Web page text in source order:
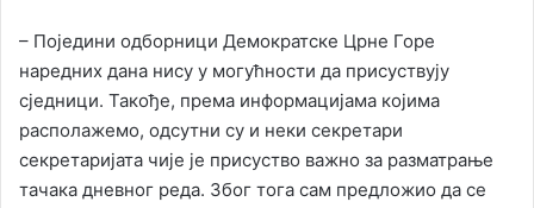
– Поједини одборници Демократске Црне Горе
наредних дана нису у могућности да присуствују
сједници. Такође, према информацијама којима
располажемо, одсутни су и неки секретари
секретаријата чије је присуство важно за разматрање
тачака дневног реда. Због тога сам предложио да се